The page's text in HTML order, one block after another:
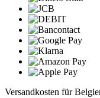
Versandkosten für